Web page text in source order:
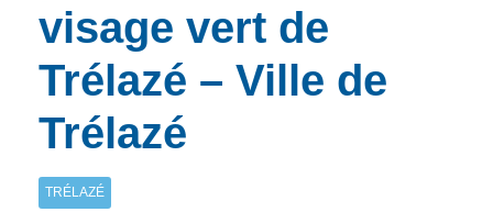
visage vert de
Trélazé – Ville de
Trélazé
TRÉLAZÉ